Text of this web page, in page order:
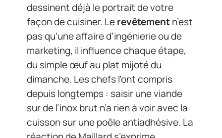
dessinent déjà le portrait de votre
façon de cuisiner. Lerevêtementn’est
pas qu’une affaire d’ingénierie ou de
marketing, il influence chaque étape,
du simple œuf au plat mijoté du
dimanche. Les chefs l’ont compris
depuis longtemps : saisir une viande
sur de l’inox brut n’a rien à voir avec la
cuisson sur une poêle antiadhésive. La